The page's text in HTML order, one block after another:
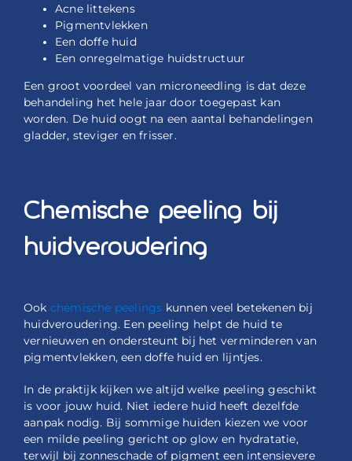
Acne littekens
Pigmentvlekken
Een doffe huid
Een onregelmatige huidstructuur
Een groot voordeel van microneedling is dat deze
behandeling het hele jaar door toegepast kan
worden. De huid oogt na een aantal behandelingen
gladder, steviger en frisser.
Chemische peeling bij
huidveroudering
Ook chemische peelings kunnen veel betekenen bij
huidveroudering. Een peeling helpt de huid te
vernieuwen en ondersteunt bij het verminderen van
pigmentvlekken, een doffe huid en lijntjes.
In de praktijk kijken we altijd welke peeling geschikt
is voor jouw huid. Niet iedere huid heeft dezelfde
aanpak nodig. Bij sommige huiden kiezen we voor
een milde peeling gericht op glow en hydratatie,
terwijl bij zonneschade of pigment een intensievere